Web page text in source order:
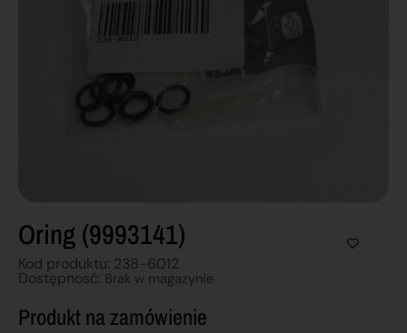
Oring (9993141)
Kod produktu: 238-6012
Dostępnosć: Brak w magazynie
Produkt na zamówienie